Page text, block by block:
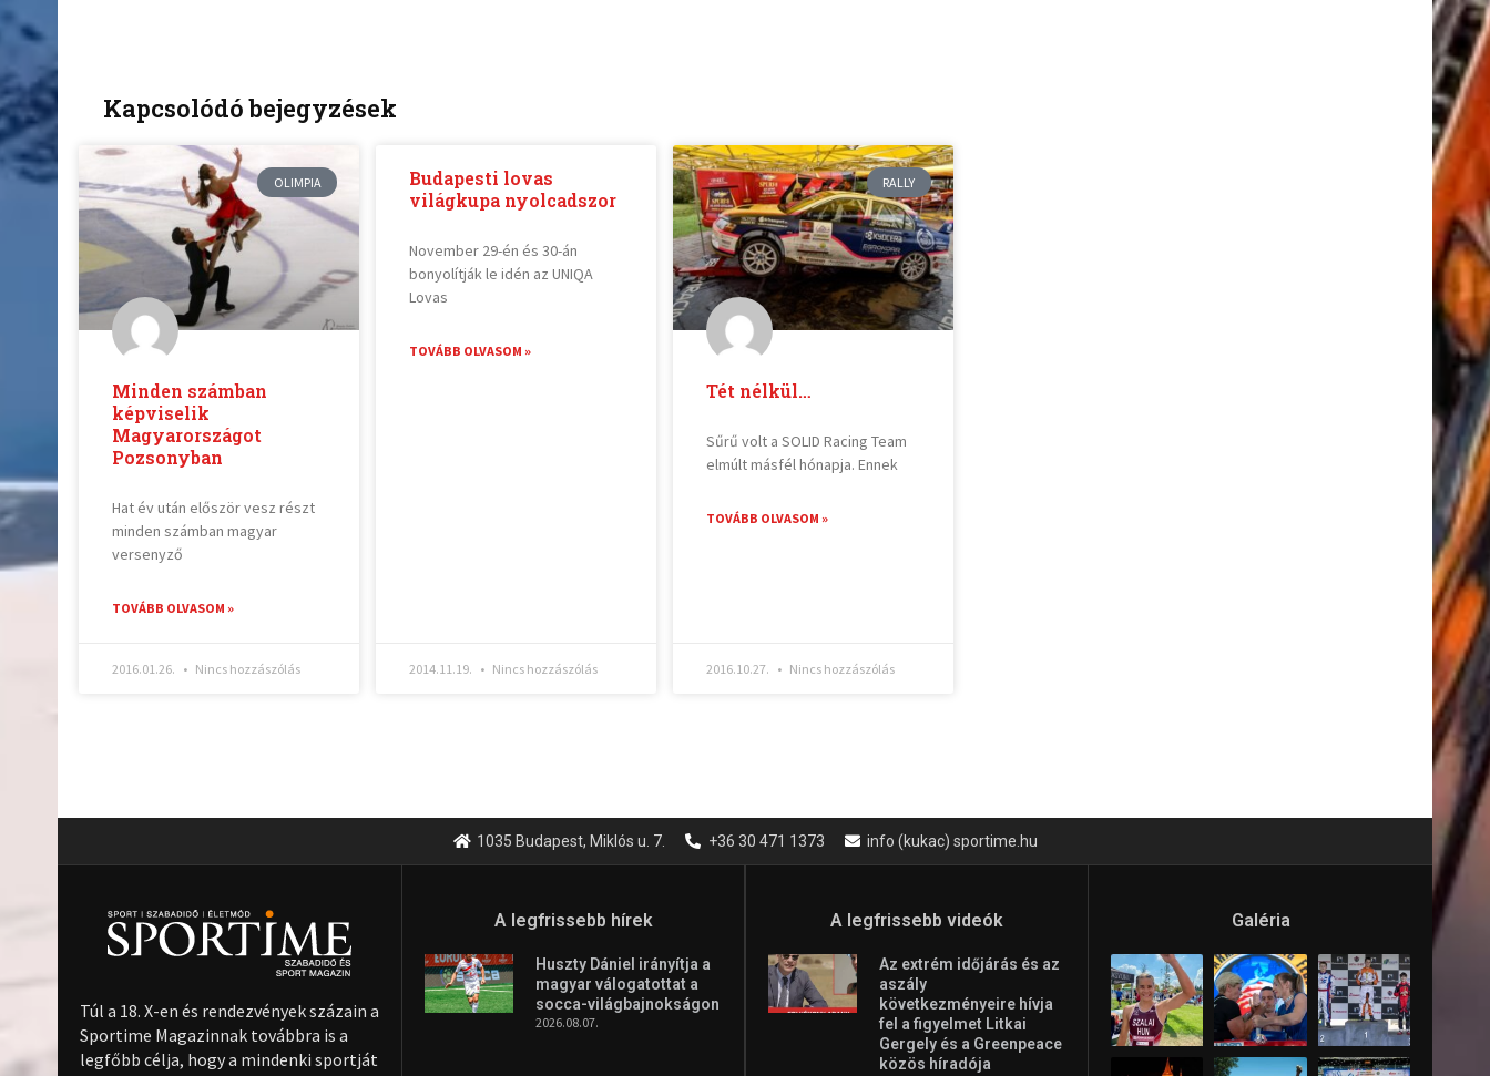
Kapcsolódó bejegyzések
OLIMPIA
Minden számban
képviselik
Magyarországot
Pozsonyban
Hat év után először vesz részt
minden számban magyar
versenyző
TOVÁBB OLVASOM »
2016.01.26. Nincs hozzászólás
Budapesti lovas
világkupa nyolcadszor
November 29-én és 30-án
bonyolítják le idén az UNIQA
Lovas
TOVÁBB OLVASOM »
2014.11.19. Nincs hozzászólás
RALLY
Tét nélkül…
Sűrű volt a SOLID Racing Team
elmúlt másfél hónapja. Ennek
TOVÁBB OLVASOM »
2016.10.27. Nincs hozzászólás
1035 Budapest, Miklós u. 7. +36 30 471 1373 info (kukac) sportime.hu
Túl a 18. X-en és rendezvények százain a
Sportime Magazinnak továbbra is a
legfőbb célja, hogy a mindenki sportját
A legfrissebb hírek
Huszty Dániel irányítja a
magyar válogatottat a
socca-világbajnokságon
2026.08.07.
A legfrissebb videók
Az extrém időjárás és az
aszály
következményeire hívja
fel a figyelmet Litkai
Gergely és a Greenpeace
közös híradója
Galéria